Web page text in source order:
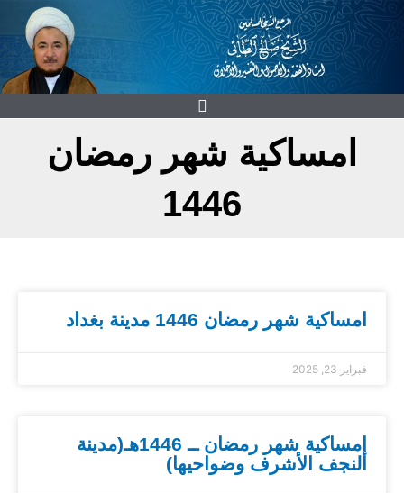
تخطي
امساكية شهر رمضان
1446
امساكية شهر رمضان 1446 مدينة بغداد
فبراير 23, 2025
إمساكية شهر رمضان ــ 1446هـ(مدينة
النجف الأشرف وضواحيها)